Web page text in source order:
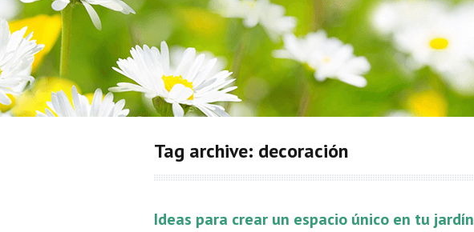
Tag archive: decoración
Ideas para crear un espacio único en tu jardín